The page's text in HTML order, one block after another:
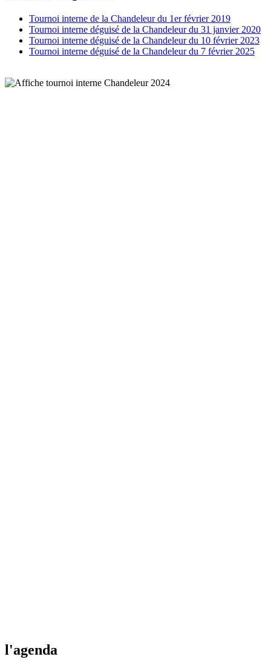
Tournoi interne de la Chandeleur du 1er février 2019
Tournoi interne déguisé de la Chandeleur du 31 janvier 2020
Tournoi interne déguisé de la Chandeleur du 10 février 2023
Tournoi interne déguisé de la Chandeleur du 7 février 2025
l'agenda